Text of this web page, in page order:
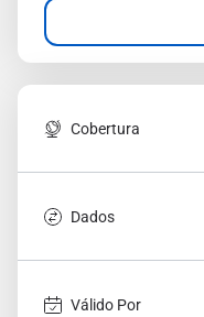
Cobertura
Dados
Válido Por